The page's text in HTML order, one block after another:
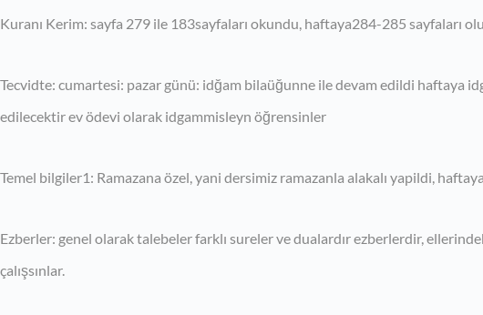
Kuranı Kerim: sayfa 279 ile 183sayfaları okundu, haftaya284-285 sayfaları
Tecvidte: cumartesi: pazar günü: idğam bilaüğunne ile devam edildi haftaya
edilecektir ev ödevi olarak idgammisleyn öğrensinler
Temel bilgiler1: Ramazana özel, yani dersimiz ramazanla alakalı yapildi,
Ezberler: genel olarak talebeler farklı sureler ve dualardır ezberlerdir,
çalışsınlar.